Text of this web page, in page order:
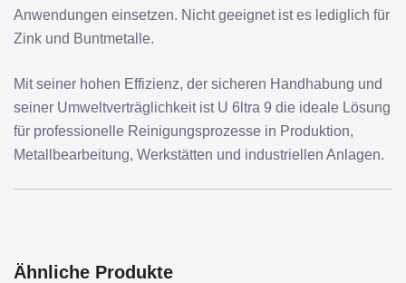
Anwendungen einsetzen. Nicht geeignet ist es lediglich für
Zink und Buntmetalle.
Mit seiner hohen Effizienz, der sicheren Handhabung und
seiner Umweltverträglichkeit ist U 6ltra 9 die ideale Lösung
für professionelle Reinigungsprozesse in Produktion,
Metallbearbeitung, Werkstätten und industriellen Anlagen.
Ähnliche Produkte